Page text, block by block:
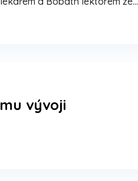
vývoji